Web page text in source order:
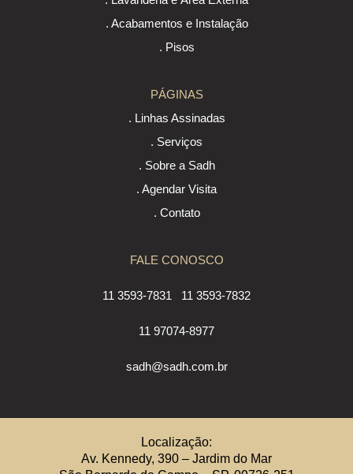
. Acabamentos e Instalação
. Pisos
PÁGINAS
. Linhas Assinadas
. Serviços
. Sobre a Sadh
. Agendar Visita
. Contato
FALE CONOSCO
11 3593-7831 11 3593-7832
11 97074-8977
sadh@sadh.com.br
Localização:
Av. Kennedy, 390 – Jardim do Mar